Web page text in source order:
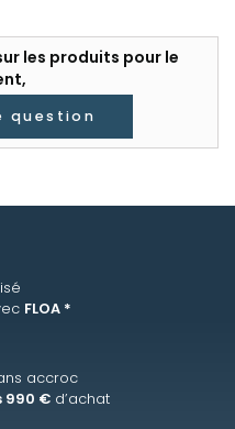
les produits pour le
question
FLOA *
accroc
990 € d’achat